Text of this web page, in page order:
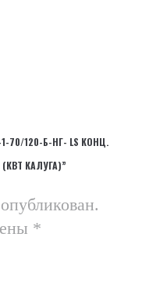
1-70/120-Б-НГ- LS КОНЦ.
КАЛУГА)”
*